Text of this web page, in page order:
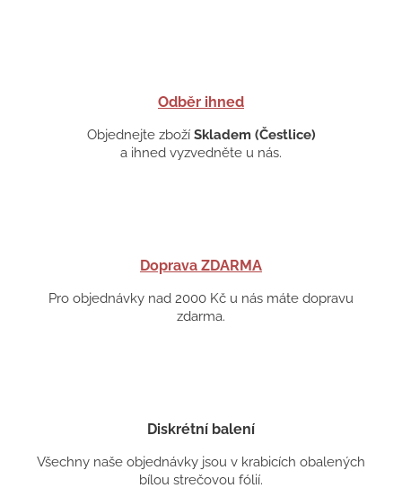
Odběr ihned
Objednejte zboží Skladem (Čestlice)
a ihned vyzvedněte u nás.
Doprava ZDARMA
Pro objednávky nad 2000 Kč u nás máte dopravu
zdarma.
Diskrétní balení
Všechny naše objednávky jsou v krabicích obalených
bílou strečovou fólií.